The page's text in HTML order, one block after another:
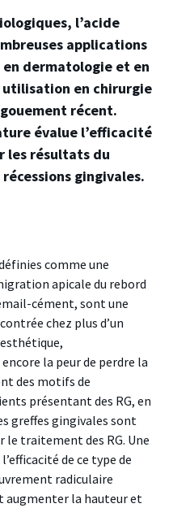
l’acide
applications
dermatologie et en
en chirurgie
récent.
évalue l’efficacité
les résultats du
gingivales.
comme une
apicale du rebord
cément, sont une
chez plus d’un
la peur de perdre la
des motifs de
présentant des RG, en
greffes gingivales sont
traitement des RG. Une
de ce type de
radiculaire
la hauteur et